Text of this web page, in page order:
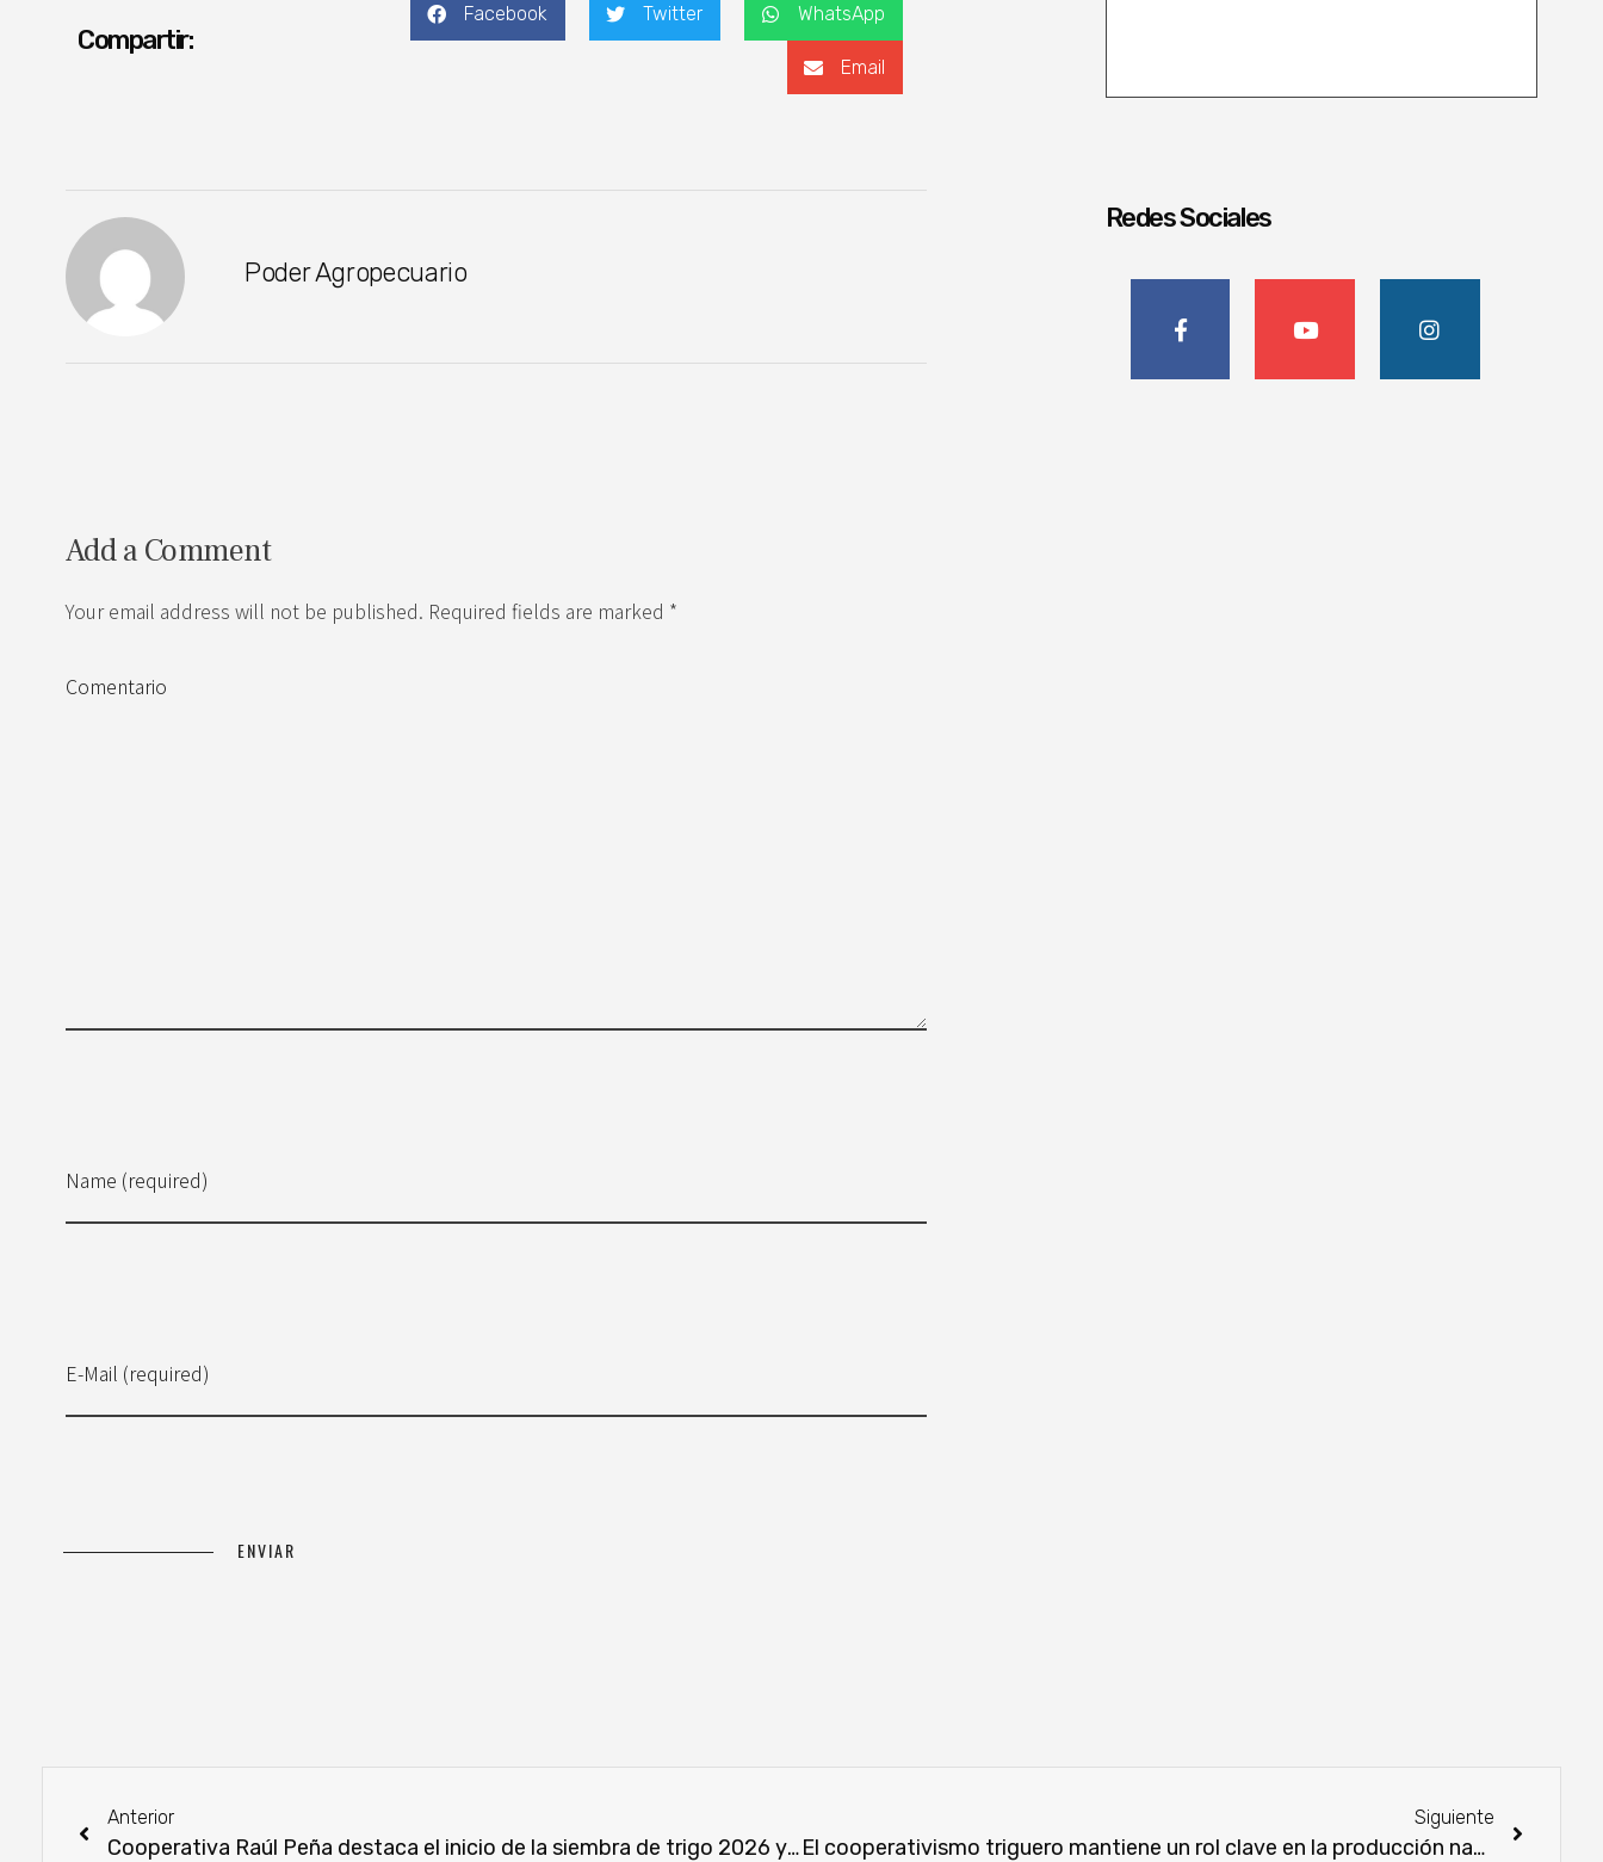
Compartir:
Facebook Twitter WhatsApp
Email
Poder Agropecuario
Add a Comment
Your email address will not be published. Required fields are marked *
Name (required)
E-Mail (required)
Comentario
Redes Sociales
Anterior
Cooperativa Raúl Peña destaca el inicio de la siembra de trigo 2026 y plantea desafíos para el sector
Siguiente
El cooperativismo triguero mantiene un rol clave en la producción nacional